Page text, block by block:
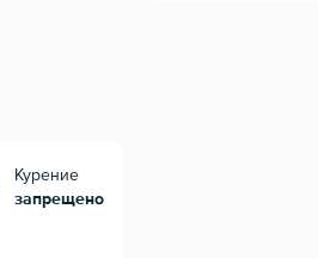
Курение
запрещено